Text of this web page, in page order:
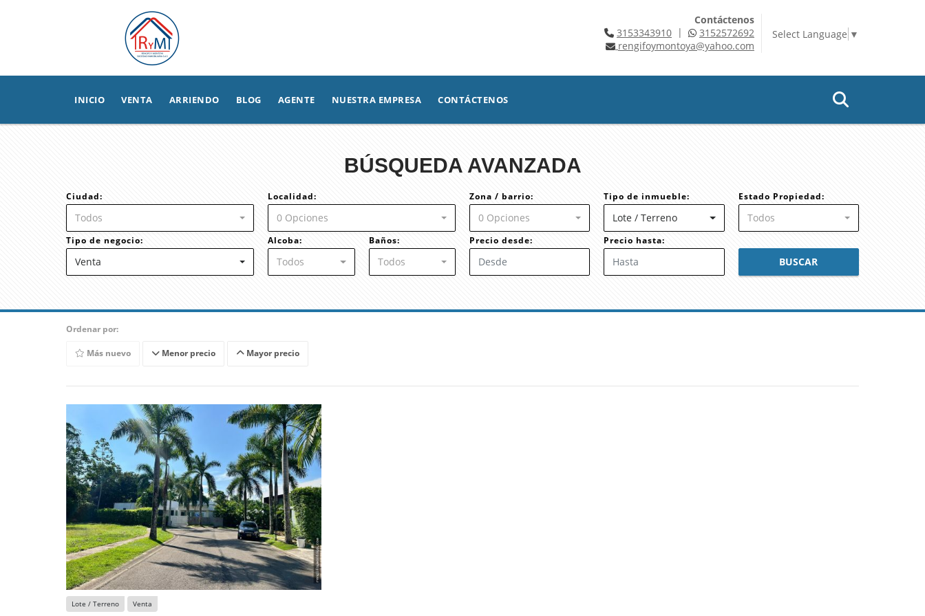
Contáctenos
3153343910|
3152572692
rengifoymontoya@yahoo.com
Select Language ▼
INICIO VENTA ARRIENDO BLOG AGENTE NUESTRA EMPRESA CONTÁCTENOS
BÚSQUEDA AVANZADA
Ciudad:
Todos
Localidad:
0 Opciones
Zona / barrio:
0 Opciones
Tipo de inmueble:
Lote / Terreno
Estado Propiedad:
Todos
Tipo de negocio:
Venta
Alcoba:
Todos
Baños:
Todos
Precio desde: Precio hasta:
BUSCAR
Ordenar por:
Más nuevo Menor precio Mayor precio
Lote / Terreno Venta